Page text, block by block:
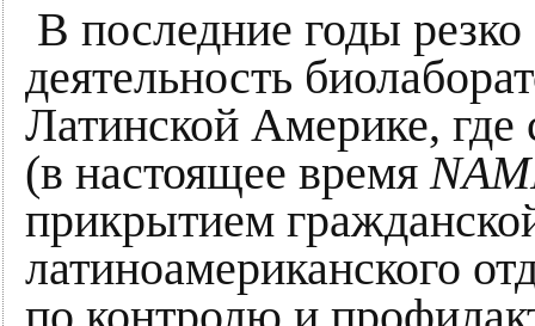
В последние годы резко
деятельность
Латинской Америке,
(в настоящее время
прикрытием
латиноамериканского